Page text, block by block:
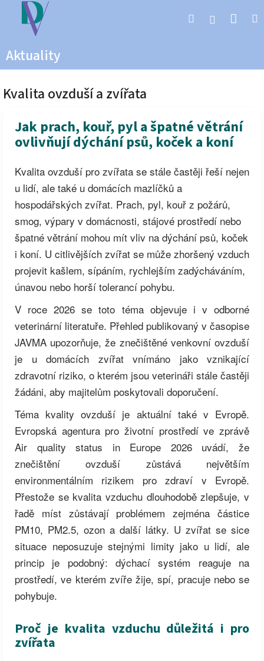
Hledat
Aktuality
Kvalita ovzduší a zvířata
Jak prach, kouř, pyl a špatné větrání
ovlivňují dýchání psů, koček a koní
Kvalita ovzduší pro zvířata se stále častěji řeší nejen
u lidí, ale také u domácích mazlíčků a
hospodářských zvířat. Prach, pyl, kouř z požárů,
smog, výpary v domácnosti, stájové prostředí nebo
špatné větrání mohou mít vliv na dýchání psů, koček
i koní. U citlivějších zvířat se může zhoršený vzduch
projevit kašlem, sípáním, rychlejším zadýcháváním,
únavou nebo horší tolerancí pohybu.
V roce 2026 se toto téma objevuje i v odborné
veterinární literatuře. Přehled publikovaný v časopise
JAVMA upozorňuje, že znečištěné venkovní ovzduší
je u domácích zvířat vnímáno jako vznikající
zdravotní riziko, o kterém jsou veterináři stále častěji
žádáni, aby majitelům poskytovali doporučení.
Téma kvality ovzduší je aktuální také v Evropě.
Evropská agentura pro životní prostředí ve zprávě
Air quality status in Europe 2026 uvádí, že
znečištění ovzduší zůstává největším
environmentálním rizikem pro zdraví v Evropě.
Přestože se kvalita vzduchu dlouhodobě zlepšuje, v
řadě míst zůstávají problémem zejména částice
PM10, PM2.5, ozon a další látky. U zvířat se sice
situace neposuzuje stejnými limity jako u lidí, ale
princip je podobný: dýchací systém reaguje na
prostředí, ve kterém zvíře žije, spí, pracuje nebo se
pohybuje.
Proč je kvalita vzduchu důležitá i pro
zvířata